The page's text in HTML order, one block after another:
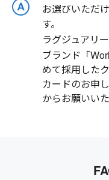
お選びいただ
す。
ラグジュアリ
ブランド「
めて採用した
カードのお申
からお願いいた